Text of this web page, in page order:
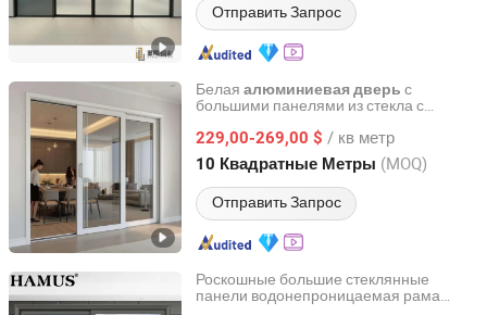
Отправить Запрос
Белая алюминиевая дверь с
большими панелями из стекла с
229,00-269,00 $ / кв метр
10 Квадратные Метры (MOQ)
Отправить Запрос
Fujian Degao Intelligent Technology Co., Ltd.
Fujian, China с 2026
Роскошные большие стеклянные
панели водонепроницаемая рама
Foshan Hamus Windows and Doors Co., Ltd.